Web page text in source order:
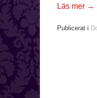
Läs mer →
Publicerat i